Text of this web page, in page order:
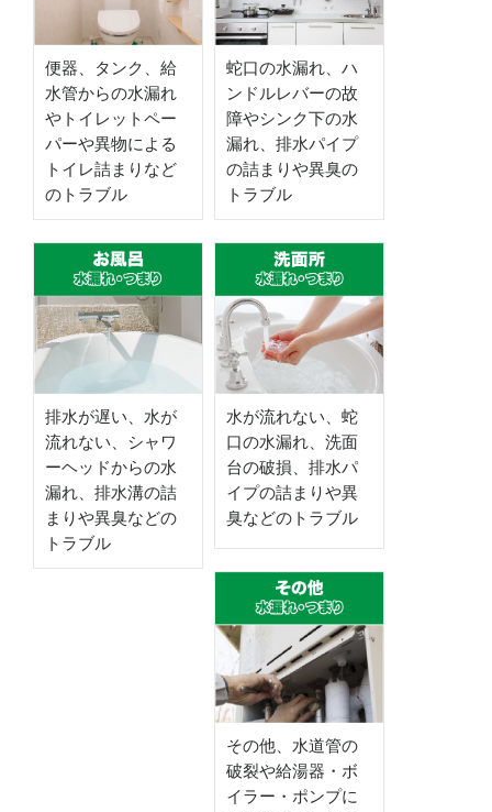
便器、タンク、給
水管からの水漏れ
やトイレットペー
パーや異物による
トイレ詰まりなど
のトラブル
蛇口の水漏れ、ハ
ンドルレバーの故
障やシンク下の水
漏れ、排水パイプ
の詰まりや異臭の
トラブル
排水が遅い、水が
流れない、シャワ
ーヘッドからの水
漏れ、排水溝の詰
まりや異臭などの
トラブル
水が流れない、蛇
口の水漏れ、洗面
台の破損、排水パ
イプの詰まりや異
臭などのトラブル
その他、水道管の
破裂や給湯器・ボ
イラー・ポンプに